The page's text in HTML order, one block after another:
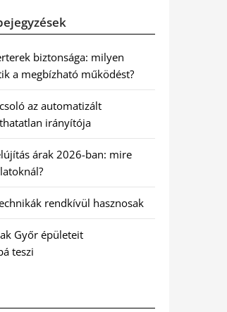
biztonsága: milyen
a megbízható működést?
az automatizált
irányítója
árak 2026-ban: mire
rendkívül hasznosak
Győr épületeit
teszi